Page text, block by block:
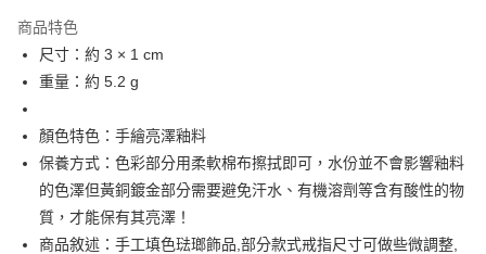
臺灣中小企業銀行
匯豐（台灣）商業銀行
聯邦商業銀行
玉山商業銀行
台灣樂天信用卡公司
上海商業儲蓄銀行
國泰世華商業銀行
匯豐（台灣）商業銀行
元大商業銀行
玉山商業銀行
星展（台灣）商業銀行
台新國際商業銀行
中國信託商業銀行
Apple Pay
悠遊付
Google Pay
全盈+PAY
ATM付款
運送方式
商品特色
尺寸：約 3 × 1 cm
重量：約 5.2 g
顏色特色：手繪亮澤釉料
保養方式：色彩部分用柔軟棉布擦拭即可，水份並不會影響釉料
的色澤但黃銅鍍金部分需要避免汗水、有機溶劑等含有酸性的物
質，才能保有其亮澤！
商品敘述：手工填色琺瑯飾品,部分款式戒指尺寸可做些微調整,